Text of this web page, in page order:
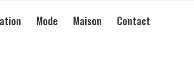
Mode Maison Contact